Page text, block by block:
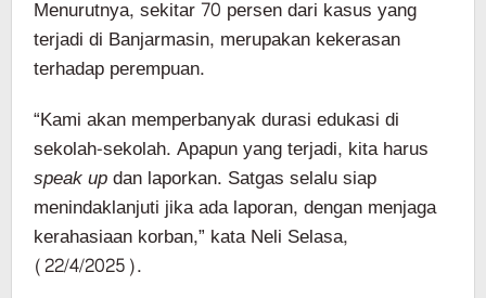
Menurutnya, sekitar 70 persen dari kasus yang
terjadi di Banjarmasin, merupakan kekerasan
terhadap perempuan.
“Kami akan memperbanyak durasi edukasi di
sekolah-sekolah. Apapun yang terjadi, kita harus
speak updan laporkan. Satgas selalu siap
menindaklanjuti jika ada laporan, dengan menjaga
kerahasiaan korban,” kata Neli Selasa,
(22/4/2025).